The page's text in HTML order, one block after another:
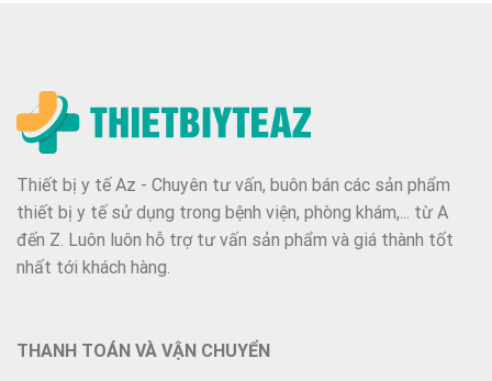
Thiết bị y tế Az - Chuyên tư vấn, buôn bán các sản phẩm
thiết bị y tế sử dụng trong bệnh viện, phòng khám,... từ A
đến Z. Luôn luôn hỗ trợ tư vấn sản phẩm và giá thành tốt
nhất tới khách hàng.
THANH TOÁN VÀ VẬN CHUYỂN